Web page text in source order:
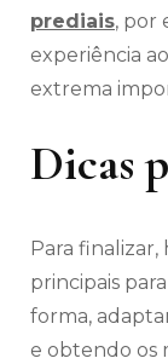
prediais, por
experiência
extrema
Dicas
Para
principais
forma,
e obtendo os